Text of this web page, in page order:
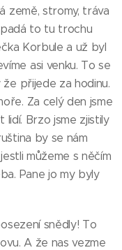
země, stromy, tráva
to tu trochu
Korbule a už byl
asi venku. To se
přijede za hodinu.
Za celý den jsme
lidí. Brzo jsme zjistily
by se nám
můžeme s něčím
Pane jo my byly
snědly! To
A že nas vezme